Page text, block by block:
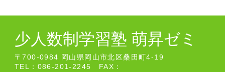
少人数制学習塾 萌昇ゼミ
〒700-0984 岡山県岡山市北区桑田町4-19
TEL：086-201-2245 FAX：